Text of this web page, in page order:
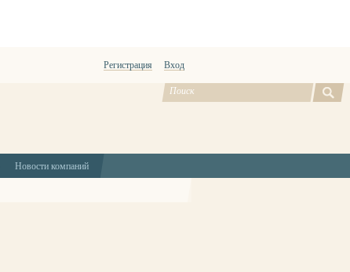
Регистрация Вход
Новости компаний